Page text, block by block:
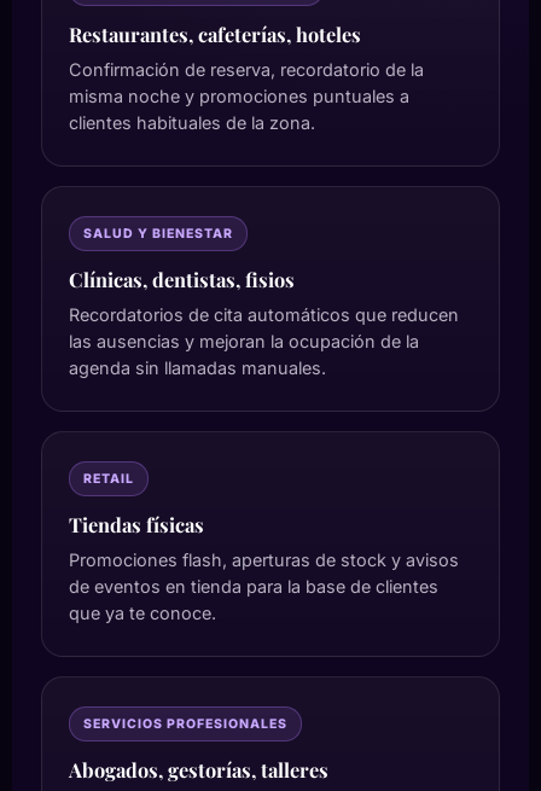
Restaurantes, cafeterías, hoteles
Confirmación de reserva, recordatorio de la
misma noche y promociones puntuales a
clientes habituales de la zona.
SALUD Y BIENESTAR
Clínicas, dentistas, fisios
Recordatorios de cita automáticos que reducen
las ausencias y mejoran la ocupación de la
agenda sin llamadas manuales.
RETAIL
Tiendas físicas
Promociones flash, aperturas de stock y avisos
de eventos en tienda para la base de clientes
que ya te conoce.
SERVICIOS PROFESIONALES
Abogados, gestorías, talleres